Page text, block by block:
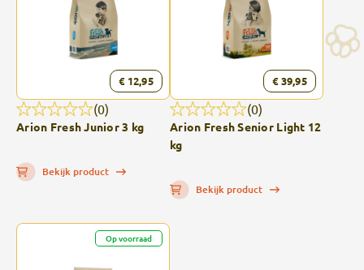
€ 12,95
(0)
Arion Fresh Junior 3 kg
Bekijk product
€ 39,95
(0)
Arion Fresh Senior Light 12
kg
Bekijk product
Op voorraad